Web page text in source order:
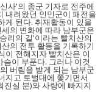
사'의 종군 기자로 전주에
내려왔던 인민군이 패전을
게 된다. 취재활동이 있을
의 변화에 따라 남부군은
리의 길'이라는 빨치산의
의 전투 활동을 기록하기
이 전해지자 빨치산은 이
이 부푼다. 그러나 이것
버림을 받게 되는 남부군
지고 토벌대에 쫓기면서
실 분)와 사랑에 빠지지